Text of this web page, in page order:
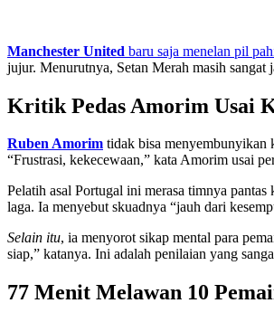
Manchester United baru saja menelan pil
jujur. Menurutnya, Setan Merah masih
Kritik Pedas Amorim Usai
Ruben Amorim tidak bisa menyembunyikan
“Frustrasi, kekecewaan,” kata Amorim usai
Pelatih asal Portugal ini merasa timnya
laga. Ia menyebut skuadnya “jauh dari
Selain itu, ia menyorot sikap mental para
siap,” katanya. Ini adalah penilaian yang
77 Menit Melawan 10